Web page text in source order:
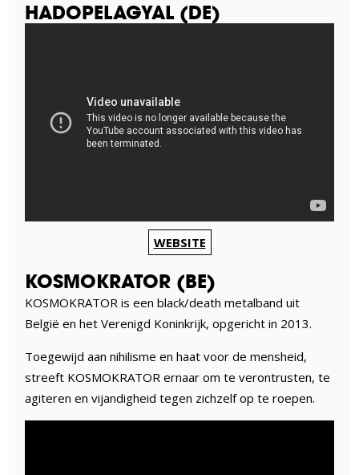
HADOPELAGYAL (DE)
WEBSITE
KOSMOKRATOR (BE)
KOSMOKRATOR is een black/death metalband uit
België en het Verenigd Koninkrijk, opgericht in 2013.
Toegewijd aan nihilisme en haat voor de mensheid,
streeft KOSMOKRATOR ernaar om te verontrusten, te
agiteren en vijandigheid tegen zichzelf op te roepen.